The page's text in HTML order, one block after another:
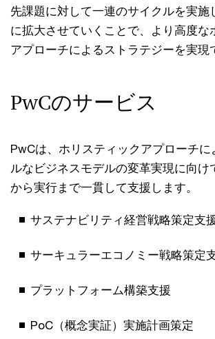
先課題に対して一連のサイクルを実施
に拡大させていくことで、より高度な
アプローチによるストラテジーを実現
PwCのサービス
PwCは、ホリスティックアプローチ
ルなビジネスモデルの変革実現に向け
から実行まで一貫して支援します。
サステナビリティ経営戦略策定支
サーキュラーエコノミー戦略策定
プラットフォーム構築支援
PoC（概念実証）実施計画策定